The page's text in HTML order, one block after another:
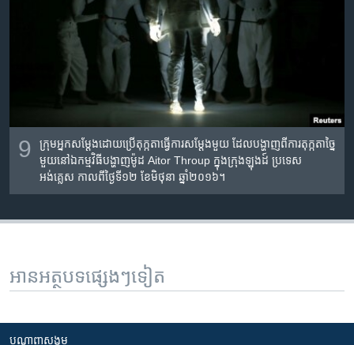
9
ក្រុម​អ្នកសម្តែង​ដោយ​ប្រើតុក្កតា​ធ្វើការ​សម្តែង​មួយ​ ដែល​បង្ហាញ​ពី​ការ​តុក្កតា​ច្នៃ​
មួយ​នៅ​ឯ​កម្មវិធី​បង្ហាញ​ម៉ូដ Aitor Throup ក្នុង​ក្រុង​ឡុងដ៍ ប្រទេស​
អង់គ្លេស កាល​ពី​ថ្ងៃទី​១២ ខែ​មិថុនា ឆ្នាំ​២០១៦។
អានអត្ថបទផ្សេងៗទៀត
បណ្តាញ​សង្គម